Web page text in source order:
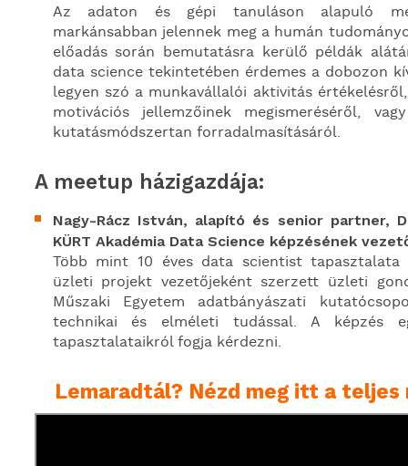
Az adaton és gépi tanuláson alapuló
markánsabban jelennek meg a humán
előadás során bemutatásra kerülő példák
data science tekintetében érdemes a dobozon
legyen szó a munkavállalói aktivitás
motivációs jellemzőinek megismeréséről,
kutatásmódszertan forradalmasításáról.
A meetup házigazdája:
Nagy-Rácz István, alapító és senior partner,
KÜRT Akadémia Data Science képzésének
Több mint 10 éves data scientist
üzleti projekt vezetőjeként szerzett üzleti
Műszaki Egyetem adatbányászati
technikai és elméleti tudással. A képzés
tapasztalataikról fogja kérdezni.
Lemaradtál? Nézd meg itt a